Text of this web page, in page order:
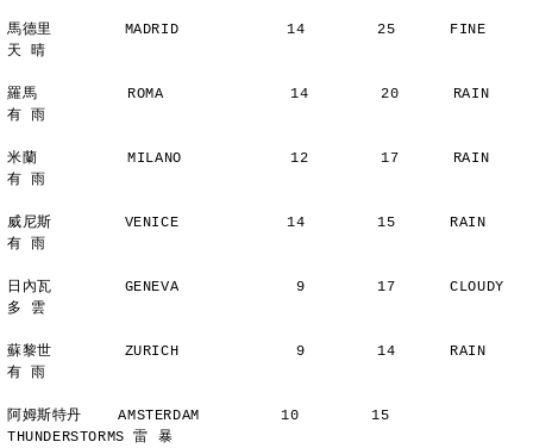
馬德里        MADRID            14        25      FINE
天 晴
羅馬          ROMA              14        20      RAIN
有 雨
米蘭          MILANO            12        17      RAIN
有 雨
威尼斯        VENICE            14        15      RAIN
有 雨
日內瓦        GENEVA             9        17      CLOUDY
多 雲
蘇黎世        ZURICH             9        14      RAIN
有 雨
阿姆斯特丹    AMSTERDAM         10        15
THUNDERSTORMS 雷 暴